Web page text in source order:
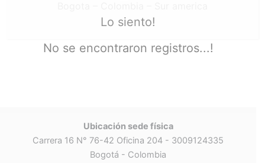
Lo siento!
No se encontraron registros...!
Ubicación sede física
Carrera 16 N° 76-42 Oficina 204 - 3009124335
Bogotá - Colombia